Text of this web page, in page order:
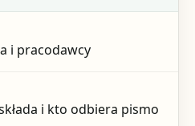
i pracodawcy
i kto odbiera pismo